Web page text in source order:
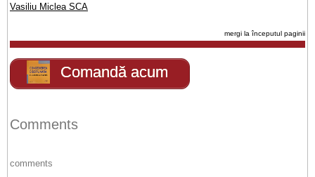
Vasiliu Miclea SCA
mergi la începutul paginii
Comandă acum
Comments
comments